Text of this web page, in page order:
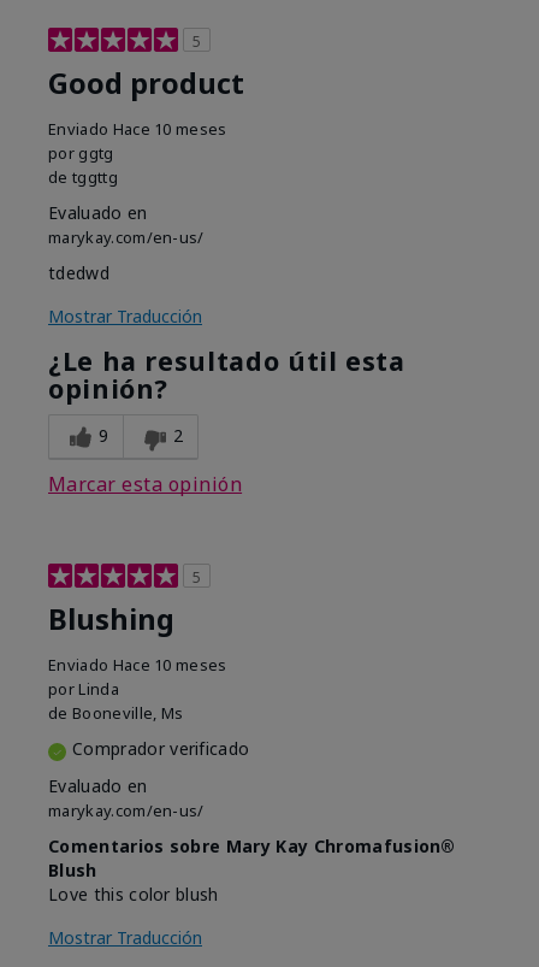
5
Good product
Enviado Hace 10 meses
por ggtg
de tggttg
Evaluado en
marykay.com/en-us/
tdedwd
Mostrar Traducción
¿Le ha resultado útil esta
opinión?
9 2
Marcar esta opinión
5
Blushing
Enviado Hace 10 meses
por Linda
de Booneville, Ms
Comprador verificado
Evaluado en
marykay.com/en-us/
Comentarios sobre Mary Kay Chromafusion®
Blush
Love this color blush
Mostrar Traducción